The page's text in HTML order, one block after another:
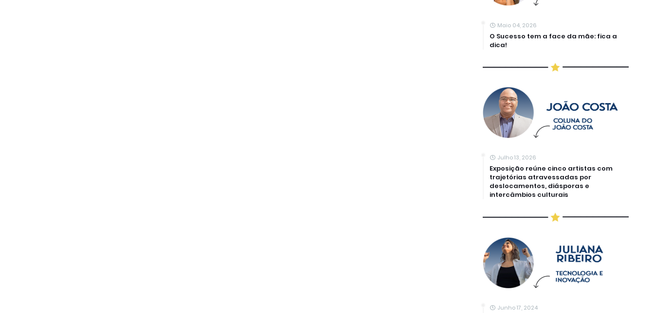
Maio 04, 2026
O Sucesso tem a face da mãe: fica a
dica!
Julho 13, 2026
Exposição reúne cinco artistas com
trajetórias atravessadas por
deslocamentos, diásporas e
intercâmbios culturais
Junho 17, 2024